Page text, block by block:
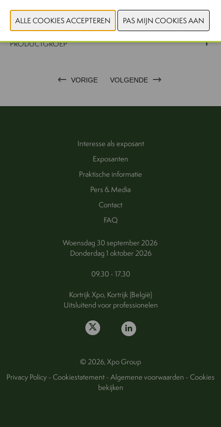
WEBSITE CATALOGUS
PRODUCTGROEP
VORIGE VOLGENDE
Interesse als exposant
Exposanten
Praktische informatie
Pers & Media
Contact
FAQ
Woensdag 30 september 2026
Donderdag 1 oktober 2026
09.30 - 17.30
Kortrijk Xpo, Kortrijk (België)
Uitsluitend voor professionelen
© 2026, Xpo Group
Privacy Policy-Cookiestatement-Algemene voorwaarden -Cookies
bekijken